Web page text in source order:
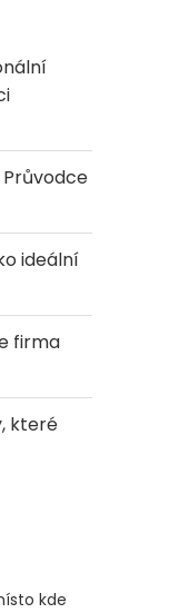
ideální
firma
které
kde